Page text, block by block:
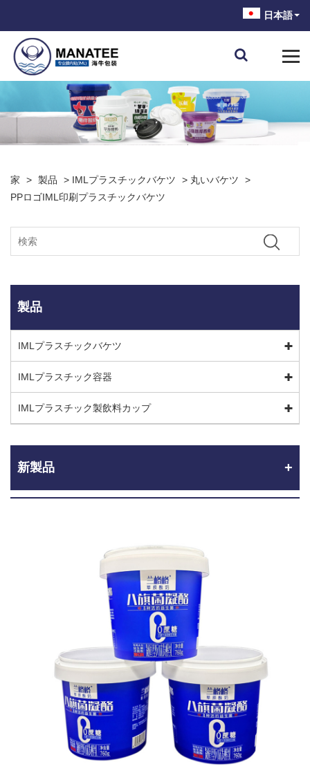
日本語
家 > 製品 > IMLプラスチックバケツ > 丸いバケツ
>
PPロゴIML印刷プラスチックバケツ
製品
IMLプラスチックバケツ
IMLプラスチック容器
IMLプラスチック製飲料カップ
新製品